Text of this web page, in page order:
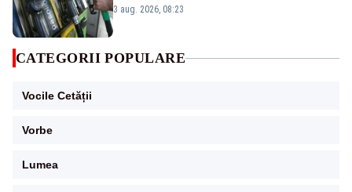
iar motorina de la 10,57 lei pe litru
3 aug. 2026, 08:23
CATEGORII POPULARE
Vocile Cetății
Vorbe
Lumea